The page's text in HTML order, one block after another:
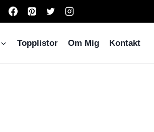
Topplistor Om Mig Kontakt